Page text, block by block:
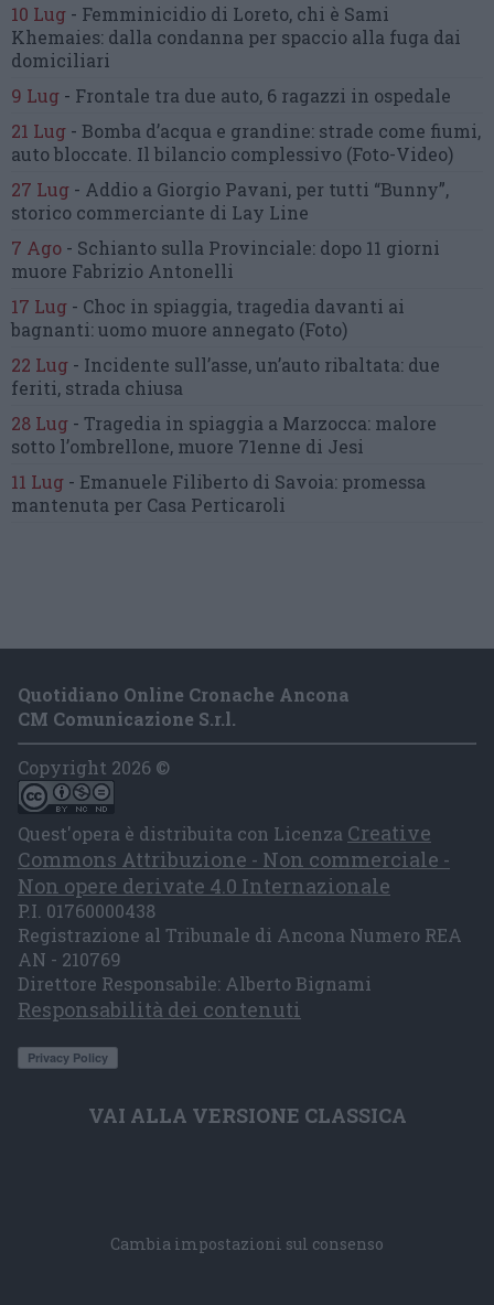
10 Lug - Femminicidio di Loreto, chi è Sami
Khemaies: dalla condanna per spaccio alla fuga dai
domiciliari
9 Lug - Frontale tra due auto, 6 ragazzi in ospedale
21 Lug - Bomba d’acqua e grandine: strade come fiumi,
auto bloccate. Il bilancio complessivo (Foto-Video)
27 Lug - Addio a Giorgio Pavani, per tutti “Bunny”,
storico commerciante di Lay Line
7 Ago - Schianto sulla Provinciale: dopo 11 giorni
muore Fabrizio Antonelli
17 Lug - Choc in spiaggia, tragedia davanti ai
bagnanti:uomo muore annegato (Foto)
22 Lug - Incidente sull’asse, un’auto ribaltata: due
feriti, strada chiusa
28 Lug - Tragedia in spiaggia a Marzocca: malore
sotto l’ombrellone, muore 71enne di Jesi
11 Lug - Emanuele Filiberto di Savoia: promessa
mantenuta per Casa Perticaroli
Quotidiano Online Cronache Ancona
CM Comunicazione S.r.l.
Copyright 2026 ©
Quest'opera è distribuita con Licenza Creative
Commons Attribuzione - Non commerciale -
Non opere derivate 4.0 Internazionale
P.I. 01760000438
Registrazione al Tribunale di Ancona Numero REA
AN - 210769
Direttore Responsabile: Alberto Bignami
Responsabilità dei contenuti
VAI ALLA VERSIONE CLASSICA
Cambia impostazioni sul consenso